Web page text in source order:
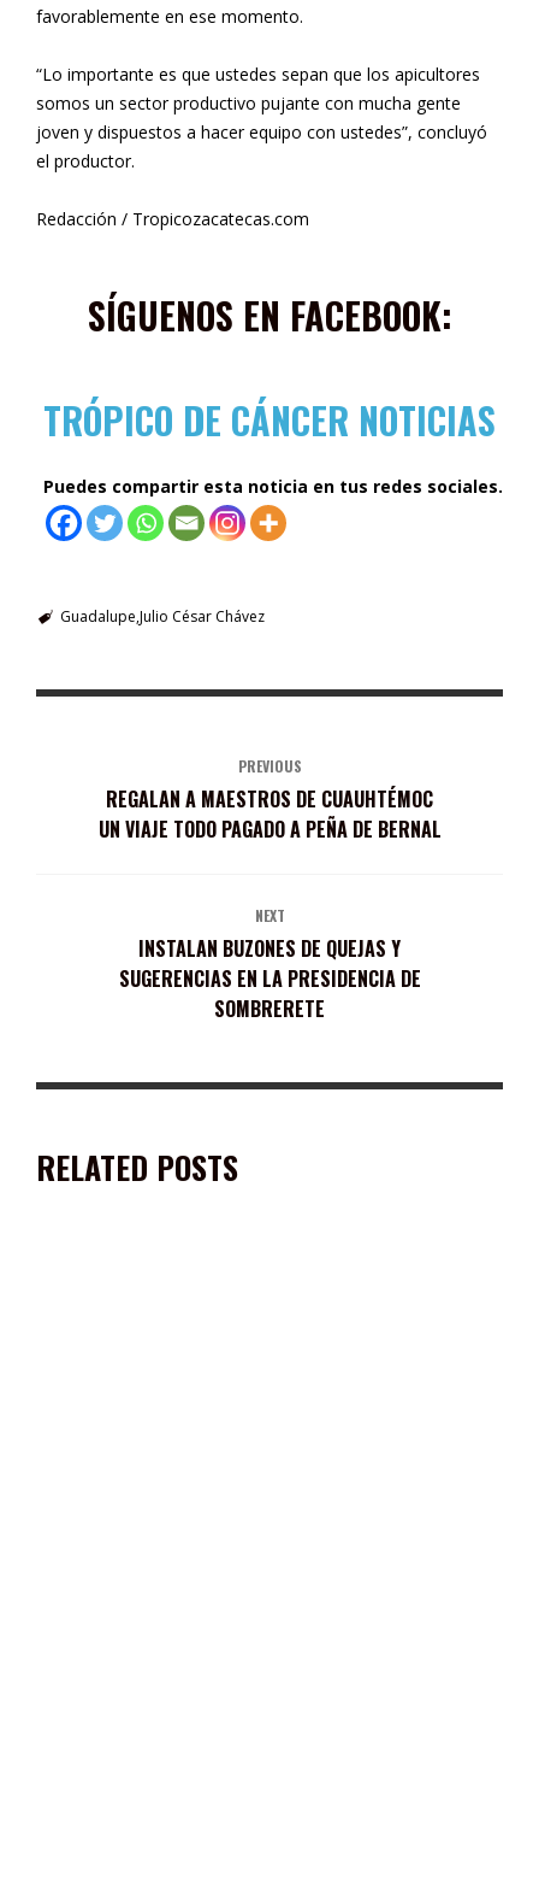
favorablemente en ese momento.
“Lo importante es que ustedes sepan que los apicultores
somos un sector productivo pujante con mucha gente
joven y dispuestos a hacer equipo con ustedes”, concluyó
el productor.
Redacción / Tropicozacatecas.com
SÍGUENOS EN FACEBOOK:
TRÓPICO DE CÁNCER NOTICIAS
Puedes compartir esta noticia en tus redes sociales.
Guadalupe Julio César Chávez
PREVIOUS
REGALAN A MAESTROS DE CUAUHTÉMOC
UN VIAJE TODO PAGADO A PEÑA DE BERNAL
NEXT
INSTALAN BUZONES DE QUEJAS Y
SUGERENCIAS EN LA PRESIDENCIA DE
SOMBRERETE
RELATED POSTS